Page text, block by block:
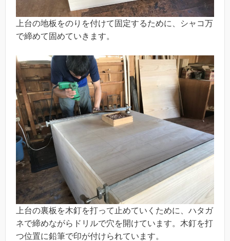
上台の地板をのりを付けて固定するために、シャコ万
で締めて固めていきます。
上台の裏板を木釘を打って止めていくために、ハタガ
ネで締めながらドリルで穴を開けています。木釘を打
つ位置に鉛筆で印が付けられています。